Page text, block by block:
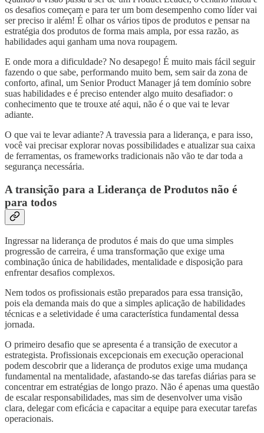
os desafios começam e para ter um bom desempenho como líder vai
ser preciso ir além! É olhar os vários tipos de produtos e pensar na
estratégia dos produtos de forma mais ampla, por essa razão, as
habilidades aqui ganham uma nova roupagem.
E onde mora a dificuldade? No desapego! É muito mais fácil seguir
fazendo o que sabe, performando muito bem, sem sair da zona de
conforto, afinal, um Senior Product Manager já tem domínio sobre
suas habilidades e é preciso entender algo muito desafiador: o
conhecimento que te trouxe até aqui, não é o que vai te levar
adiante.
O que vai te levar adiante? A travessia para a liderança, e para isso,
você vai precisar explorar novas possibilidades e atualizar sua caixa
de ferramentas, os frameworks tradicionais não vão te dar toda a
segurança necessária.
A transição para a Liderança de Produtos não é
para todos
Ingressar na liderança de produtos é mais do que uma simples
progressão de carreira, é uma transformação que exige uma
combinação única de habilidades, mentalidade e disposição para
enfrentar desafios complexos.
Nem todos os profissionais estão preparados para essa transição,
pois ela demanda mais do que a simples aplicação de habilidades
técnicas e a seletividade é uma característica fundamental dessa
jornada.
O primeiro desafio que se apresenta é a transição de executor a
estrategista. Profissionais excepcionais em execução operacional
podem descobrir que a liderança de produtos exige uma mudança
fundamental na mentalidade, afastando-se das tarefas diárias para se
concentrar em estratégias de longo prazo. Não é apenas uma questão
de escalar responsabilidades, mas sim de desenvolver uma visão
clara, delegar com eficácia e capacitar a equipe para executar tarefas
operacionais.